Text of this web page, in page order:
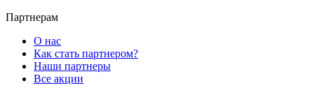
Партнерам
О нас
Как стать партнером?
Наши партнеры
Все акции